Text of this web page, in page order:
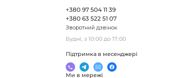
+380 97 504 11 39
+380 63 522 51 07
Зворотний дзвінок
Будні, з 10:00 до 17:00
Підтримка в месенджері
Ми в мережі